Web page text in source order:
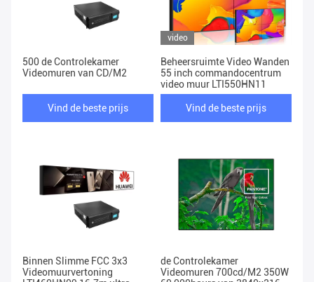
500 de Controlekamer
Videomuren van CD/M2
Vind de beste prijs
video
Beheersruimte Video Wanden
55 inch commandocentrum
video muur LTI550HN11
Vind de beste prijs
Binnen Slimme FCC 3x3
Videomuurvertoning
de Controlekamer
Videomuren 700cd/M2 350W